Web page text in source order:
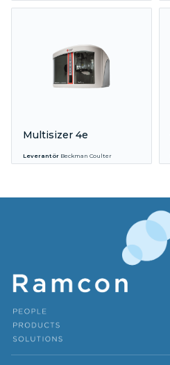
Multisizer 4e
Leverantör Beckman Coulter